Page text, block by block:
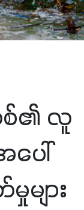
၏ လူ
ေါ်
ျား